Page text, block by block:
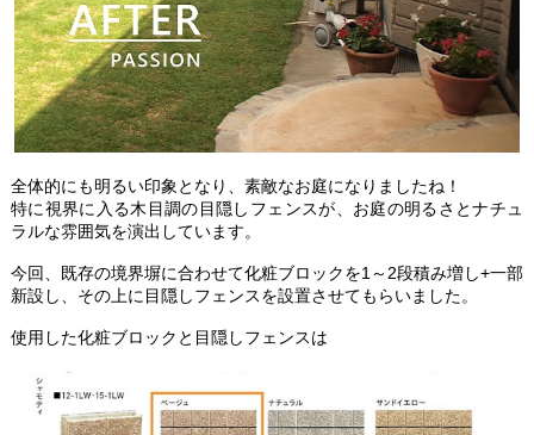
全体的にも明るい印象となり、素敵なお庭になりましたね！
特に視界に入る木目調の目隠しフェンスが、お庭の明るさとナチュ
ラルな雰囲気を演出しています。
今回、既存の境界塀に合わせて化粧ブロックを1～2段積み増し+一部
新設し、その上に目隠しフェンスを設置させてもらいました。
使用した化粧ブロックと目隠しフェンスは